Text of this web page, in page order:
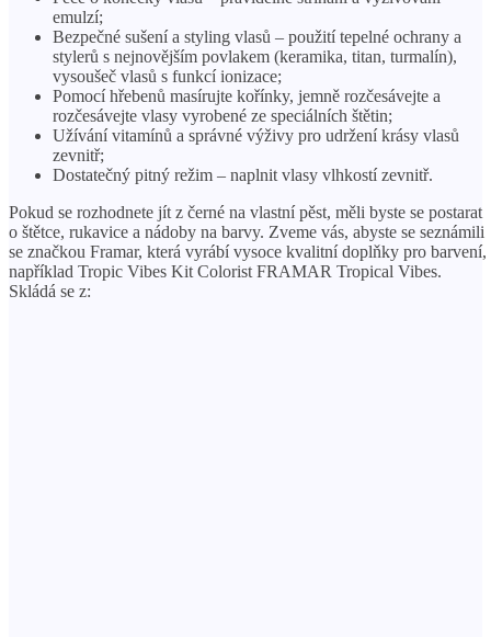
emulzí;
Bezpečné sušení a styling vlasů – použití tepelné ochrany a
stylerů s nejnovějším povlakem (keramika, titan, turmalín),
vysoušeč vlasů s funkcí ionizace;
Pomocí hřebenů masírujte kořínky, jemně rozčesávejte a
rozčesávejte vlasy vyrobené ze speciálních štětin;
Užívání vitamínů a správné výživy pro udržení krásy vlasů
zevnitř;
Dostatečný pitný režim – naplnit vlasy vlhkostí zevnitř.
Pokud se rozhodnete jít z černé na vlastní pěst, měli byste se postarat
o štětce, rukavice a nádoby na barvy. Zveme vás, abyste se seznámili
se značkou Framar, která vyrábí vysoce kvalitní doplňky pro barvení,
například Tropic Vibes Kit Colorist FRAMAR Tropical Vibes.
Skládá se z: